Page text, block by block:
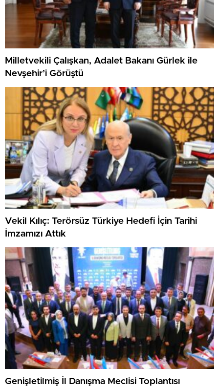
Milletvekili Çalışkan, Adalet Bakanı Gürlek ile
Nevşehir’i Görüştü
Vekil Kılıç: Terörsüz Türkiye Hedefi İçin Tarihi
İmzamızı Attık
Genişletilmiş İl Danışma Meclisi Toplantısı